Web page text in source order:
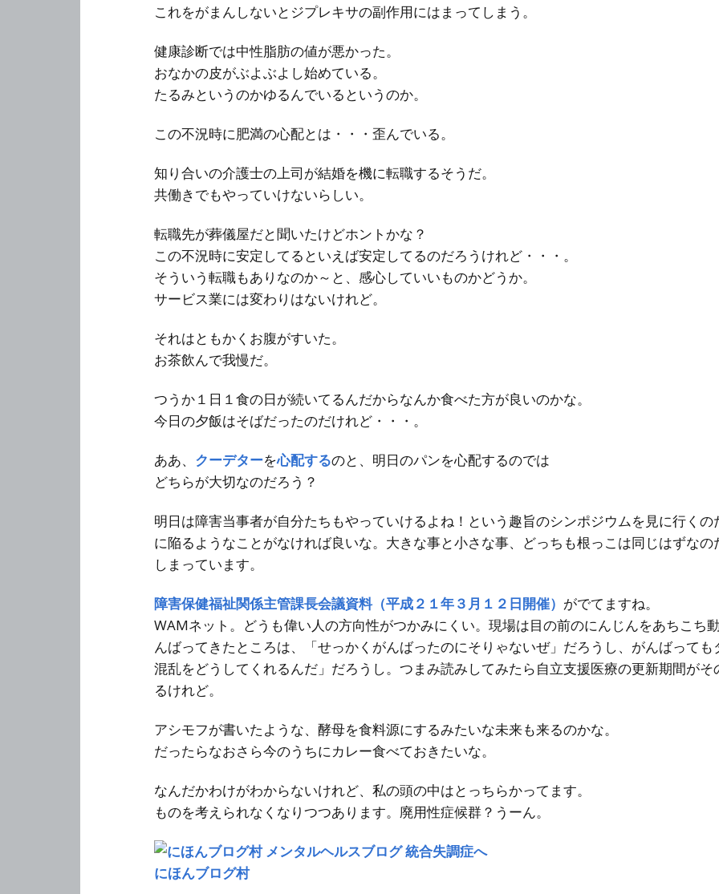
これをがまんしないとジプレキサの副作用にはまってしまう。
健康診断では中性脂肪の値が悪かった。
おなかの皮がぶよぶよし始めている。
たるみというのかゆるんでいるというのか。
この不況時に肥満の心配とは・・・歪んでいる。
知り合いの介護士の上司が結婚を機に転職するそうだ。
共働きでもやっていけないらしい。
転職先が葬儀屋だと聞いたけどホントかな？
この不況時に安定してるといえば安定してるのだろうけれど・・・。
そういう転職もありなのか～と、感心していいものかどうか。
サービス業には変わりはないけれど。
それはともかくお腹がすいた。
お茶飲んで我慢だ。
つうか１日１食の日が続いてるんだからなんか食べた方が良いのかな。
今日の夕飯はそばだったのだけれど・・・。
ああ、 クーデターを心配するのと、明日のパンを心配するのでは
どちらが大切なのだろう？
明日は障害当事者が自分たちもやっていけるよね！という趣旨のシンポジウムを見に行く
に陥るようなことがなければ良いな。大きな事と小さな事、どっちも根っこは同じはずな
しまっています。
障害保健福祉関係主管課長会議資料（平成２１年３月１２日開催） がでてますね。
WAMネット。どうも偉い人の方向性がつかみにくい。現場は目の前のにんじんをあちこち
んばってきたところは、「せっかくがんばったのにそりゃないぜ」だろうし、がんばって
混乱をどうしてくれるんだ」だろうし。つまみ読みしてみたら自立支援医療の更新期間が
るけれど。
アシモフが書いたような、酵母を食料源にするみたいな未来も来るのかな。
だったらなおさら今のうちにカレー食べておきたいな。
なんだかわけがわからないけれど、私の頭の中はとっちらかってます。
ものを考えられなくなりつつあります。廃用性症候群？うーん。
にほんブログ村